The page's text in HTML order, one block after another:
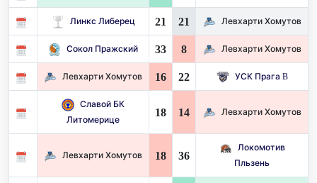
Линкс Либерец 21 21 Левхарти Хомутов
Сокол Пражский 33 8 Левхарти Хомутов
Левхарти Хомутов 16 22 УСК Прага B
Славой БК
Литомерице
18 14 Левхарти Хомутов
Левхарти Хомутов 18 36
Локомотив
Пльзень